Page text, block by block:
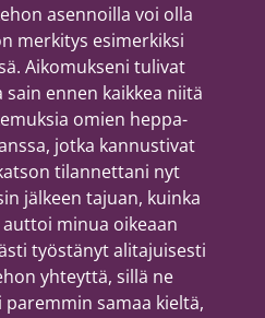
asennoilla voi olla
merkitys esimerkiksi
Aikomukseni tulivat
sain ennen kaikkea niitä
omien heppa-
jotka kannustivat
tilannettani nyt
jälkeen tajuan, kuinka
minua oikeaan
työstänyt alitajuisesti
yhteyttä, sillä ne
samaa kieltä,